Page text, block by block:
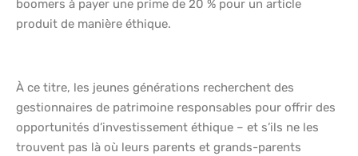
boomers à payer une prime de 20 % pour un article
produit de manière éthique.
À ce titre, les jeunes générations recherchent des
gestionnaires de patrimoine responsables pour offrir des
opportunités d’investissement éthique – et s’ils ne les
trouvent pas là où leurs parents et grands-parents